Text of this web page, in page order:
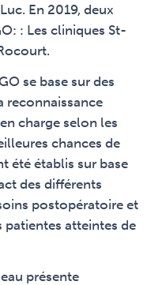
En 2019, deux
: Les cliniques St-
se base sur des
reconnaissance
charge selon les
chances de
été établis sur base
des différents
postopératoire et
patientes atteintes de
présente